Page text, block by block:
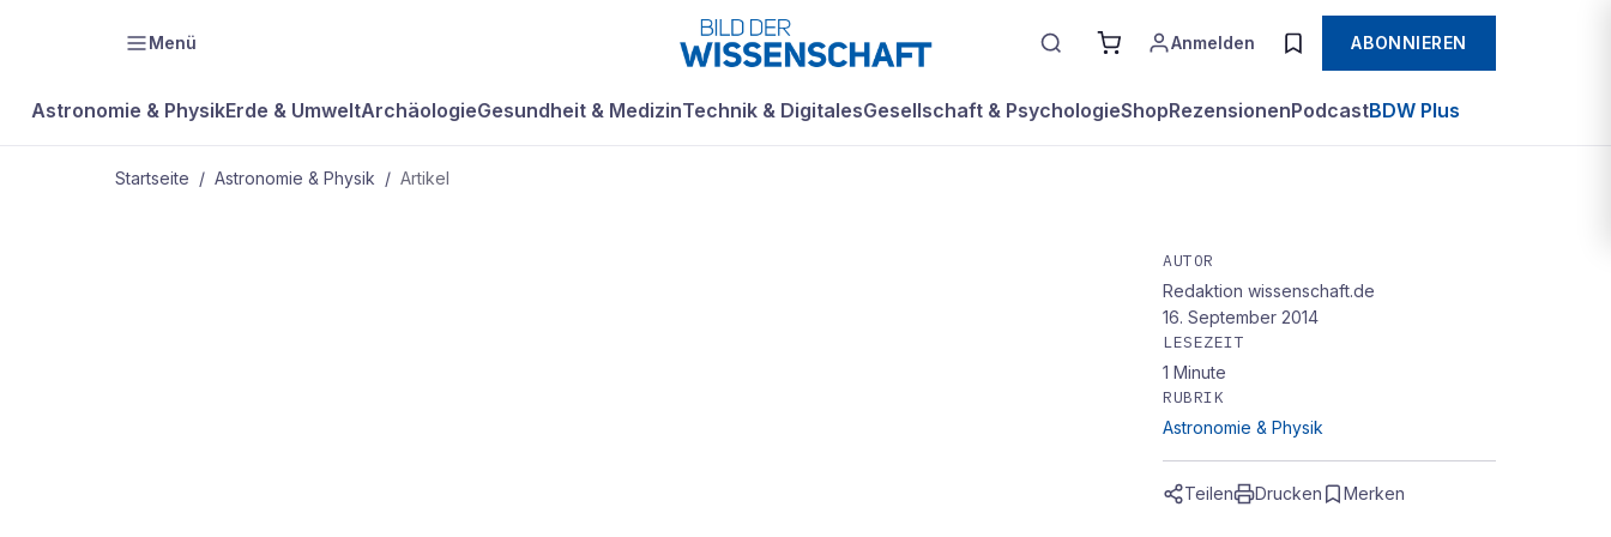
Menü Anmelden ABONNIEREN
Astronomie & PhysikErde & UmweltArchäologieGesundheit & MedizinTechnik & DigitalesGesellschaft & PsychologieShopRezensionenPodcastBDW Plus
Startseite / Astronomie & Physik / Artikel
AUTOR
Redaktion wissenschaft.de
16. September 2014
LESEZEIT
1 Minute
RUBRIK
Astronomie & Physik
Teilen Drucken Merken